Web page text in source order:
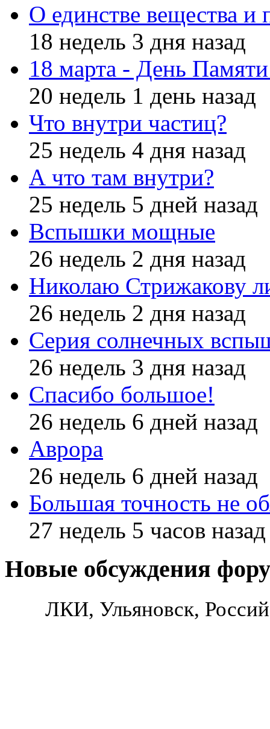
О единстве вещества и
18 недель 3 дня назад
18 марта - День
20 недель 1 день назад
Что внутри частиц?
25 недель 4 дня назад
А что там внутри?
25 недель 5 дней назад
Вспышки мощные
26 недель 2 дня назад
Николаю Стрижакову
26 недель 2 дня назад
Серия солнечных
26 недель 3 дня назад
Спасибо большое!
26 недель 6 дней назад
Аврора
26 недель 6 дней назад
Большая точность не
27 недель 5 часов назад
Новые обсуждения
ЛКИ, Ульяновск,